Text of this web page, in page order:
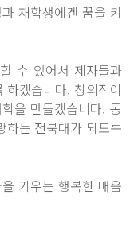
재학생에겐 꿈을 키
수 있어서 제자들과
겠습니다. 창의적이
을 만들겠습니다. 동
하는 전북대가 되도록
키우는 행복한 배움